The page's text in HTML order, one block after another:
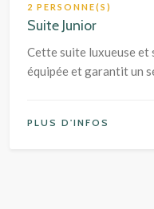
2 PERSONNE(S)
Suite Junior
Cette suite luxueuse et
équipée et garantit un
PLUS D'INFOS